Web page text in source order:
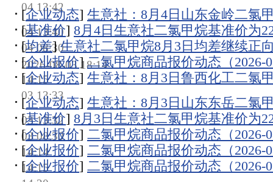
04 13:42
[企业动态] 生意社：8月4日山东金岭二氯
04 13:40
[基准价] 8月4日生意社二氯甲烷基准价为
04 08:30
[均差]生意社二氯甲烷8月3日均差继续正
2026-08-03 18:14
[企业报价] 二氯甲烷商品报价动态（2026-
14:15
[企业动态] 生意社：8月3日鲁西化工二氯
03 13:33
[企业动态] 生意社：8月3日山东东岳二氯
03 13:32
[基准价] 8月3日生意社二氯甲烷基准价为
03 08:30
[企业报价] 二氯甲烷商品报价动态（2026-
14:14
[企业报价] 二氯甲烷商品报价动态（2026-
14:15
[企业报价] 二氯甲烷商品报价动态（2026-